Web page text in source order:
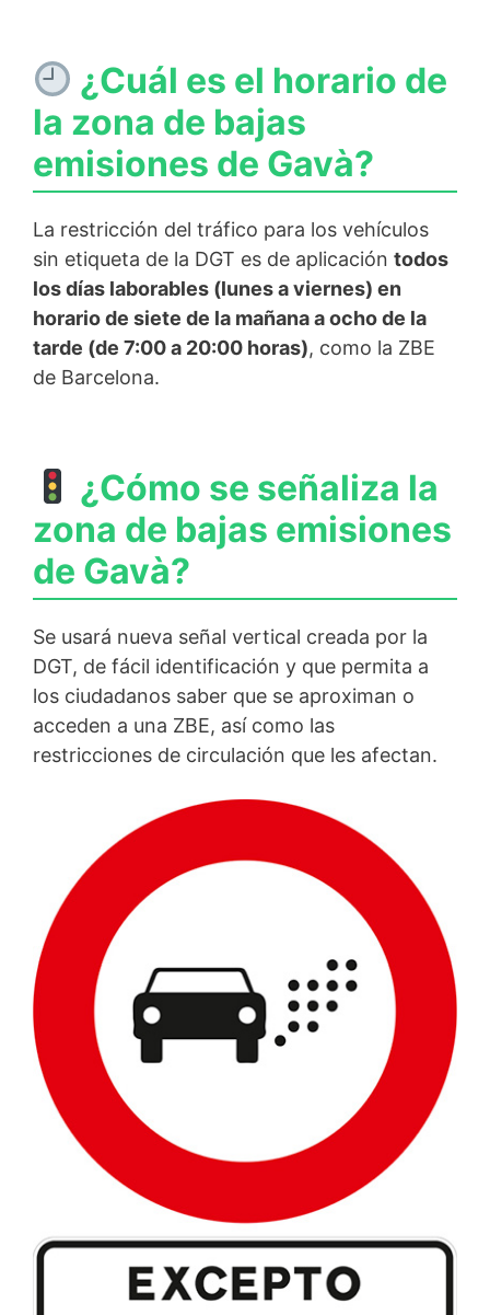
¿Cuál es el horario de
la zona de bajas
emisiones de Gavà?
La restricción del tráfico para los vehículos
sin etiqueta de la DGT es de aplicación todos
los días laborables (lunes a viernes) en
horario de siete de la mañana a ocho de la
tarde (de 7:00 a 20:00 horas), como la ZBE
de Barcelona.
¿Cómo se señaliza la
zona de bajas emisiones
de Gavà?
Se usará nueva señal vertical creada por la
DGT, de fácil identificación y que permita a
los ciudadanos saber que se aproximan o
acceden a una ZBE, así como las
restricciones de circulación que les afectan.